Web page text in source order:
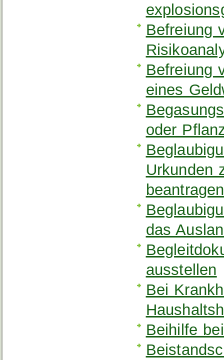
Befreiung
Befreiung
eines
oder
Urkunden
beantragen
das
ausstellen
Bei
Beihilfe